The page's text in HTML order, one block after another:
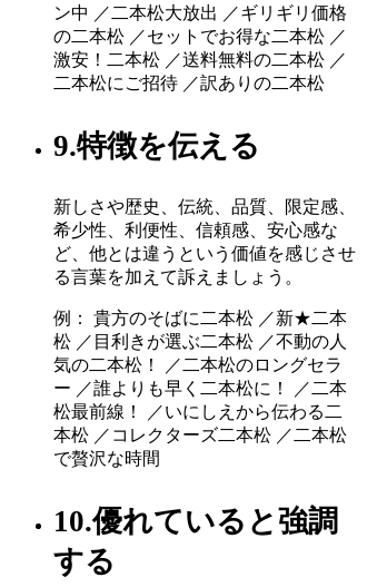
ン中 ／二本松大放出 ／ギリギリ価格
の二本松 ／セットでお得な二本松 ／
激安！二本松 ／送料無料の二本松 ／
二本松にご招待 ／訳ありの二本松
9.特徴を伝える
新しさや歴史、伝統、品質、限定感、
希少性、利便性、信頼感、安心感な
ど、他とは違うという価値を感じさせ
る言葉を加えて訴えましょう。
例： 貴方のそばに二本松 ／新★二本
松 ／目利きが選ぶ二本松 ／不動の人
気の二本松！ ／二本松のロングセラ
ー ／誰よりも早く二本松に！ ／二本
松最前線！ ／いにしえから伝わる二
本松 ／コレクターズ二本松 ／二本松
で贅沢な時間
10.優れていると強調
する